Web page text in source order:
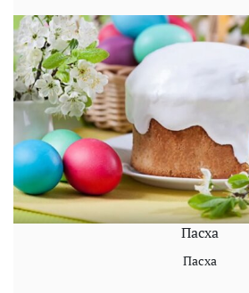
Пасха
Пасха